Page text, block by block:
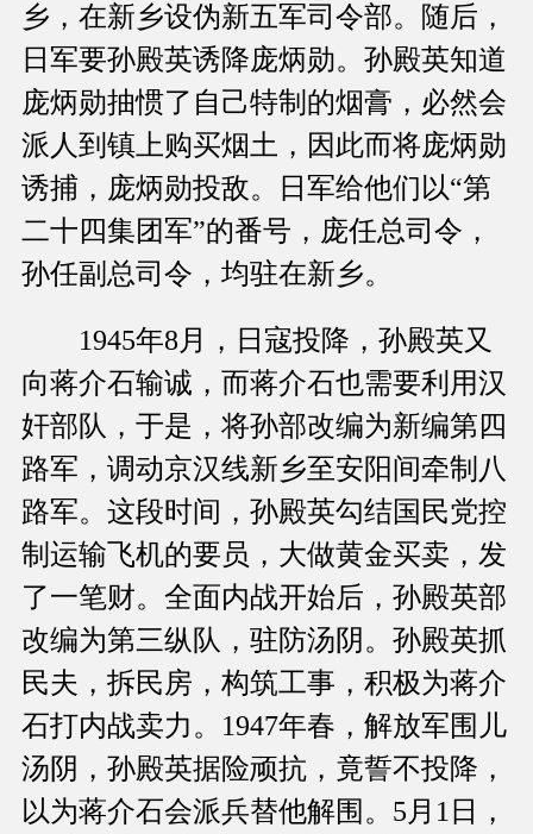
乡，在新乡设伪新五军司令部。随后，
日军要孙殿英诱降庞炳勋。孙殿英知道
庞炳勋抽惯了自己特制的烟膏，必然会
派人到镇上购买烟土，因此而将庞炳勋
诱捕，庞炳勋投敌。日军给他们以“第
二十四集团军”的番号，庞任总司令，
孙任副总司令，均驻在新乡。
1945年8月，日寇投降，孙殿英又
向蒋介石输诚，而蒋介石也需要利用汉
奸部队，于是，将孙部改编为新编第四
路军，调动京汉线新乡至安阳间牵制八
路军。这段时间，孙殿英勾结国民党控
制运输飞机的要员，大做黄金买卖，发
了一笔财。全面内战开始后，孙殿英部
改编为第三纵队，驻防汤阴。孙殿英抓
民夫，拆民房，构筑工事，积极为蒋介
石打内战卖力。1947年春，解放军围儿
汤阴，孙殿英据险顽抗，竟誓不投降，
以为蒋介石会派兵替他解围。5月1日，